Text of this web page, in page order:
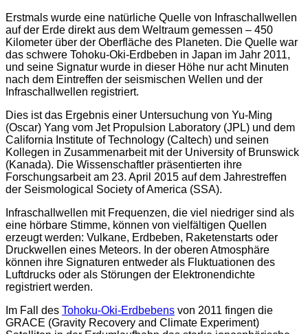
Erstmals wurde eine natürliche Quelle von Infraschallwellen
auf der Erde direkt aus dem Weltraum gemessen – 450
Kilometer über der Oberfläche des Planeten. Die Quelle war
das schwere Tohoku-Oki-Erdbeben in Japan im Jahr 2011,
und seine Signatur wurde in dieser Höhe nur acht Minuten
nach dem Eintreffen der seismischen Wellen und der
Infraschallwellen registriert.
Dies ist das Ergebnis einer Untersuchung von Yu-Ming
(Oscar) Yang vom Jet Propulsion Laboratory (JPL) und dem
California Institute of Technology (Caltech) und seinen
Kollegen in Zusammenarbeit mit der University of Brunswick
(Kanada). Die Wissenschaftler präsentierten ihre
Forschungsarbeit am 23. April 2015 auf dem Jahrestreffen
der Seismological Society of America (SSA).
Infraschallwellen mit Frequenzen, die viel niedriger sind als
eine hörbare Stimme, können von vielfältigen Quellen
erzeugt werden: Vulkane, Erdbeben, Raketenstarts oder
Druckwellen eines Meteors. In der oberen Atmosphäre
können ihre Signaturen entweder als Fluktuationen des
Luftdrucks oder als Störungen der Elektronendichte
registriert werden.
Im Fall des Tohoku-Oki-Erdbebens von 2011 fingen die
GRACE (Gravity Recovery and Climate Experiment)